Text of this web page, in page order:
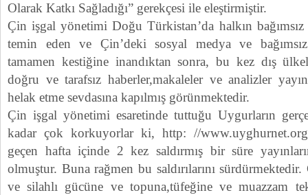
Olarak Katkı Sağladığı” gerekçesi ile eleştirmiştir.
Çin işgal yönetimi Doğu Türkistan’da halkın bağımsız
temin eden ve Çin’deki sosyal medya ve
tamamen kestiğine inandıktan sonra, bu kez dış
doğru ve tarafsız haberler,makaleler ve analizler
helak etme sevdasına kapılmış görünmektedir.
Çin işgal yönetimi esaretinde tuttuğu Uygurların
kadar çok korkuyorlar ki, http: //
geçen hafta içinde 2 kez saldırmış bir süre
olmuştur. Buna rağmen bu saldırılarını
ve silahlı gücüne ve topuna,tüfeğine ve muazzam